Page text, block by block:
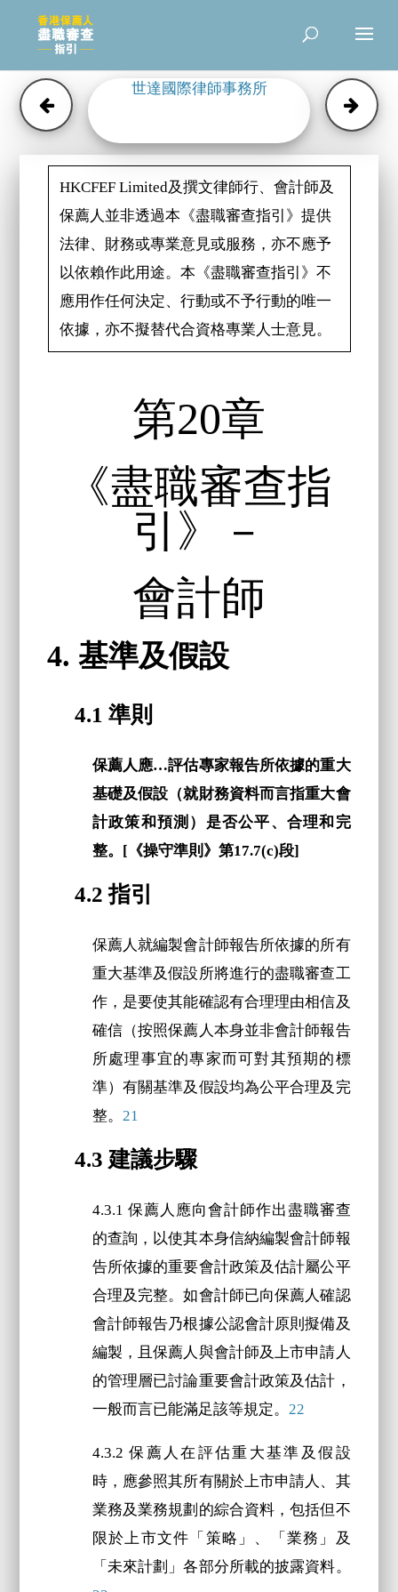
世達國際律師事務所
HKCFEF Limited及撰文律師行、會計師及
保薦人並非透過本《盡職審查指引》提供
法律、財務或專業意見或服務，亦不應予
以依賴作此用途。本《盡職審查指引》不
應用作任何決定、行動或不予行動的唯一
依據，亦不擬替代合資格專業人士意見。
第20章
《盡職審查指
引》－
會計師
4. 基準及假設
4.1 準則
保薦人應…評估專家報告所依據的重大
基礎及假設（就財務資料而言指重大會
計政策和預測）是否公平、合理和完
整。[《操守準則》第17.7(c)段]
4.2 指引
保薦人就編製會計師報告所依據的所有
重大基準及假設所將進行的盡職審查工
作，是要使其能確認有合理理由相信及
確信（按照保薦人本身並非會計師報告
所處理事宜的專家而可對其預期的標
準）有關基準及假設均為公平合理及完
整。 21
4.3 建議步驟
4.3.1 保薦人應向會計師作出盡職審查
的查詢，以使其本身信納編製會計師報
告所依據的重要會計政策及估計屬公平
合理及完整。如會計師已向保薦人確認
會計師報告乃根據公認會計原則擬備及
編製，且保薦人與會計師及上市申請人
的管理層已討論重要會計政策及估計，
一般而言已能滿足該等規定。 22
4.3.2 保薦人在評估重大基準及假設
時，應參照其所有關於上市申請人、其
業務及業務規劃的綜合資料，包括但不
限於上市文件「策略」、「業務」及
「未來計劃」各部分所載的披露資料。